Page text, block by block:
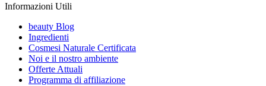
Informazioni Utili
beauty Blog
Ingredienti
Cosmesi Naturale Certificata
Noi e il nostro ambiente
Offerte Attuali
Programma di affiliazione